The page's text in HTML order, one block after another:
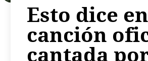
Esto dice
canción
cantada